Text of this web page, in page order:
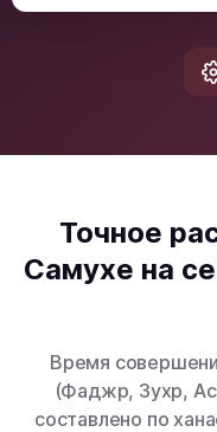
Точное
Самухе на
Время
(Фаджр, Зухр,
составлено по